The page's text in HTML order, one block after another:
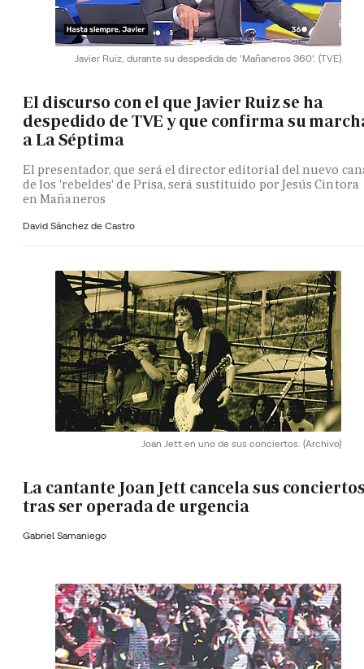
Javier Ruiz, durante su despedida de 'Mañaneros 360'. (TVE)
El discurso con el que Javier Ruiz se ha
despedido de TVE y que confirma su
a La Séptima
El presentador, que será el director editorial del nuevo
de los 'rebeldes' de Prisa, será sustituido por Jesús Cintora
en Mañaneros
David Sánchez de Castro
Joan Jett en uno de sus conciertos. (Archivo)
La cantante Joan Jett cancela sus
tras ser operada de urgencia
Gabriel Samaniego